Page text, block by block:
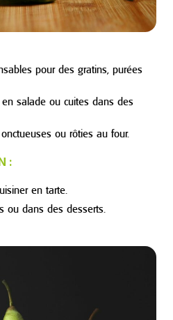
pour des gratins, purées
salade ou cuites dans des
ou rôties au four.
:
en tarte.
ou dans des desserts.